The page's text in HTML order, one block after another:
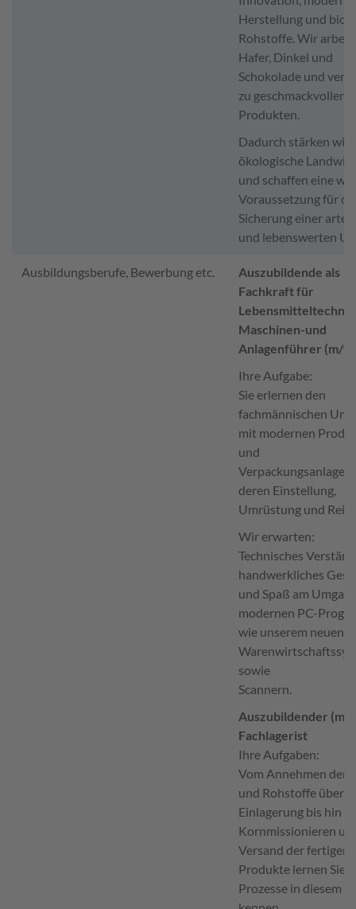
Herstellung und
Rohstoffe. Wir
Hafer, Dinkel und
Schokolade und
zu geschmackvollen
Produkten.
Dadurch stärken wir
ökologische
und schaffen eine
Voraussetzung für
Sicherung einer
und lebenswerten
Ausbildungsberufe, Bewerbung etc.
Auszubildende als
Fachkraft für
Maschinen-und
Anlagenführer (m/
Ihre Aufgabe:
Sie erlernen den
fachmännischen
mit modernen
und
deren Einstellung,
Umrüstung und
Wir erwarten:
Technisches
handwerkliches
und Spaß am
modernen PC-
wie unserem neuen
sowie
Scannern.
Auszubildender (m/
Fachlagerist
Ihre Aufgaben:
Vom Annehmen der
und Rohstoffe über
Einlagerung bis hin
Kornmissionieren
Versand der fertigen
Produkte lernen Sie
Prozesse in diesem